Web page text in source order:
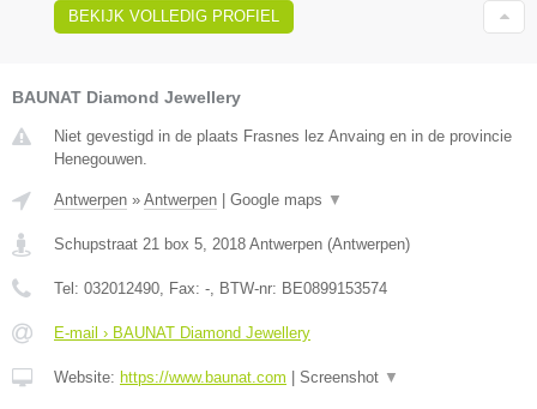
BEKIJK VOLLEDIG PROFIEL
BAUNAT Diamond Jewellery
Niet gevestigd in de plaats Frasnes lez Anvaing en in de provincie
Henegouwen.
Antwerpen » Antwerpen Google maps ▼
Schupstraat 21 box 5 2018 Antwerpen (Antwerpen)
Tel: 032012490 , Fax: - , BTW-nr: BE0899153574
E-mail › BAUNAT Diamond Jewellery
Website: https://www.baunat.com Screenshot ▼